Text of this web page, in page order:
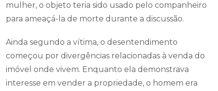
mulher, o objeto teria sido usado pelo companheiro
para ameaçá-la de morte durante a discussão.
Ainda segundo a vítima, o desentendimento
começou por divergências relacionadas à venda do
imóvel onde vivem. Enquanto ela demonstrava
interesse em vender a propriedade, o homem era